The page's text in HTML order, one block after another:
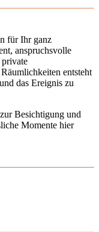
für Ihr ganz
anspruchsvolle
private
entsteht
das Ereignis zu
Besichtigung und
Momente hier